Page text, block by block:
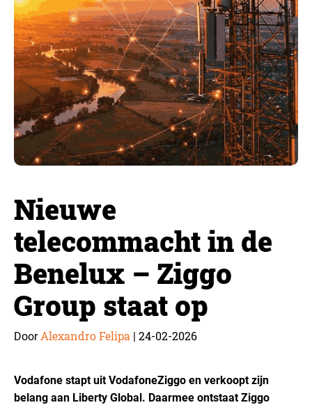
Nieuwe
telecommacht in de
Benelux – Ziggo
Group staat op
Door Alexandro Felipa | 24-02-2026
Vodafone stapt uit VodafoneZiggo en verkoopt zijn
belang aan Liberty Global. Daarmee ontstaat Ziggo